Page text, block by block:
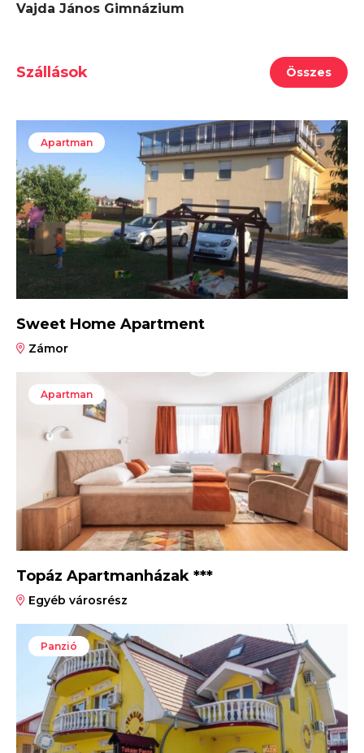
Vajda János Gimnázium
Szállások Összes
Apartman
Sweet Home Apartment
Zámor
Apartman
Topáz Apartmanházak ***
Egyéb városrész
Panzió